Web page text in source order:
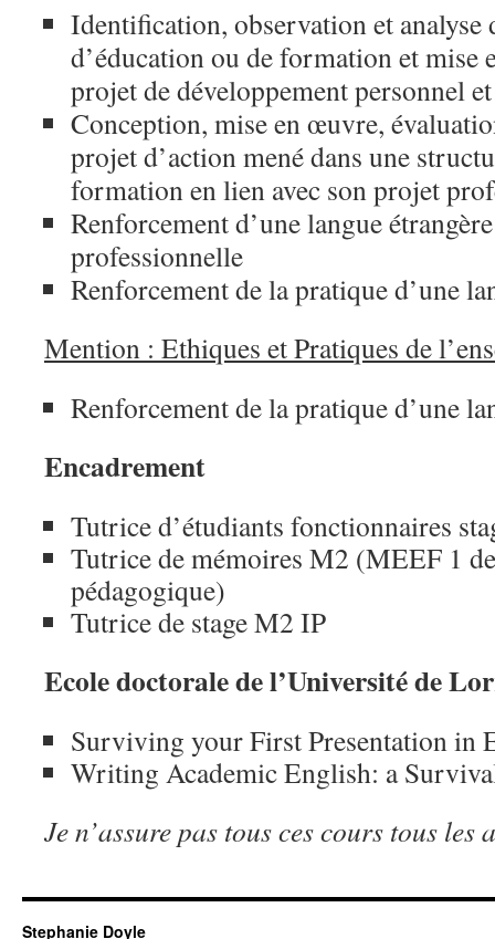
Identification, observation et analyse
d’éducation ou de formation et mise
projet de développement personnel
Conception, mise en œuvre,
projet d’action mené dans une
formation en lien avec son projet
Renforcement d’une langue
professionnelle
Renforcement de la pratique d’une
Mention : Ethiques et Pratiques de
Renforcement de la pratique d’une
Encadrement
Tutrice d’étudiants fonctionnaires
Tutrice de mémoires M2 (MEEF 1
pédagogique)
Tutrice de stage M2 IP
Ecole doctorale de l’Université de
Surviving your First Presentation in
Writing Academic English: a
Je n’assure pas tous ces cours tous les
Stephanie Doyle